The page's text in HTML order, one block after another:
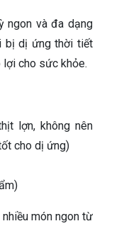
ngon và đa dạng
bị dị ứng thời tiết
lợi cho sức khỏe.
lợn, không nên
cho dị ứng)
món ngon từ